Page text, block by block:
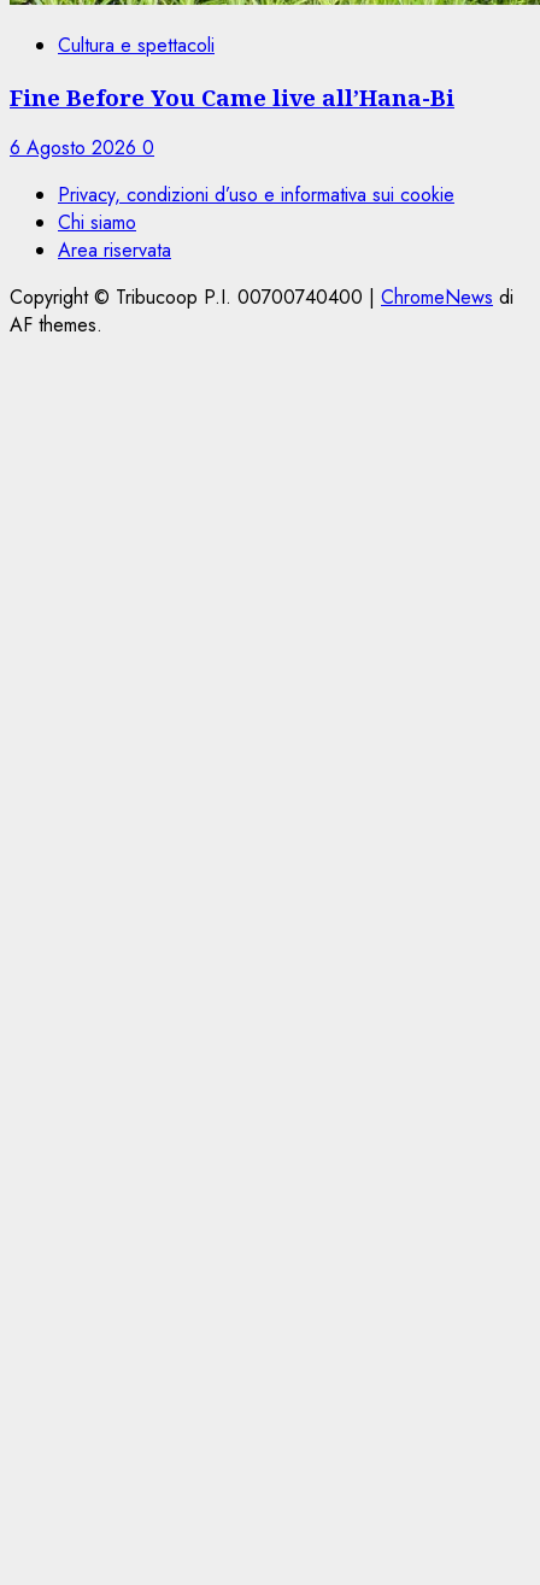
Cultura e spettacoli
Fine Before You Came live all’Hana-Bi
6 Agosto 2026 0
Privacy, condizioni d’uso e informativa sui cookie
Chi siamo
Area riservata
Copyright © Tribucoop P.I. 00700740400 | ChromeNews di
AF themes.